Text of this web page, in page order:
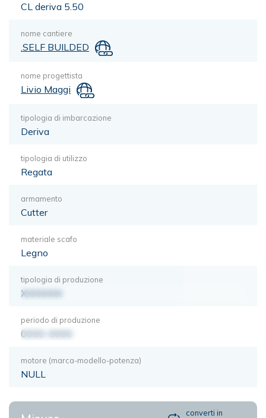
CL deriva 5.50
nome cantiere
.SELF BUILDED
nome progettista
Livio Maggi
tipologia di imbarcazione
Deriva
tipologia di utilizzo
Regata
armamento
Cutter
materiale scafo
Legno
tipologia di produzione
XXXXXXX
periodo di produzione
0000-0000
motore (marca-modello-potenza)
NULL
converti in